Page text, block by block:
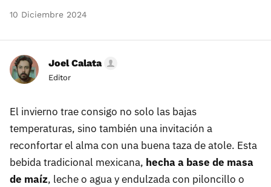
10 Diciembre 2024
Joel Calata
Editor
El invierno trae consigo no solo las bajas
temperaturas, sino también una invitación a
reconfortar el alma con una buena taza de atole. Esta
bebida tradicional mexicana, hecha a base de masa
de maíz, leche o agua y endulzada con piloncillo o